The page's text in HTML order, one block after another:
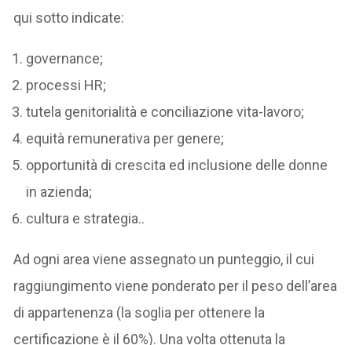
qui sotto indicate:
governance;
processi HR;
tutela genitorialità e conciliazione vita-lavoro;
equità remunerativa per genere;
opportunità di crescita ed inclusione delle donne
in azienda;
cultura e strategia..
Ad ogni area viene assegnato un punteggio, il cui
raggiungimento viene ponderato per il peso dell’area
di appartenenza (la soglia per ottenere la
certificazione è il 60%). Una volta ottenuta la